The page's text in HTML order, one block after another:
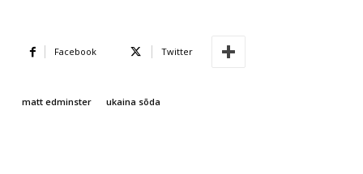
Facebook Twitter
matt edminster ukaina sõda